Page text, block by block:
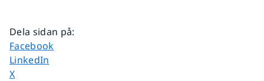
Dela sidan på:
Dela sidan på
Facebook
Dela sidan på
LinkedIn
Dela sidan på
X